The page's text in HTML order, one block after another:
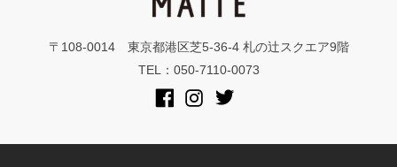
〒108-0014 東京都港区芝5-36-4 札の辻スクエア9階
TEL：050-7110-0073